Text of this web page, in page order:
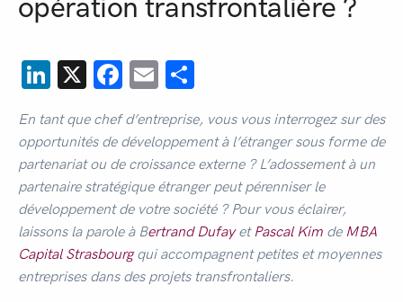
opération transfrontalière ?
LinkedIn
X Facebook
Email
En tant que chef d’entreprise, vous vous interrogez sur des
opportunités de développement à l’étranger sous forme de
partenariat ou de croissance externe ? L’adossement à un
partenaire stratégique étranger peut pérenniser le
développement de votre société ? Pour vous éclairer,
laissons la parole à Bertrand DufayetPascal Kim de MBA
Capital Strasbourgqui accompagnent petites et moyennes
entreprises dans des projets transfrontaliers.